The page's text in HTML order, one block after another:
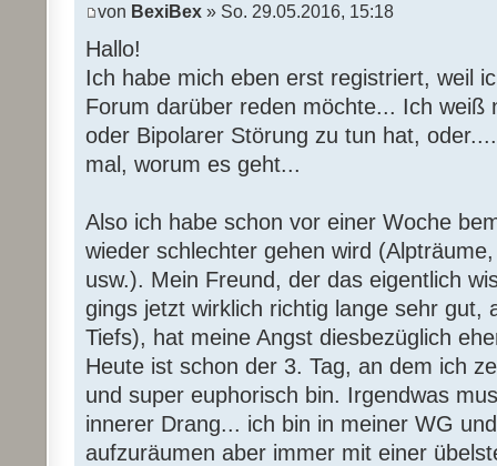
von BexiBex » So. 29.05.2016, 15:18
Hallo!
Ich habe mich eben erst registriert, weil
Forum darüber reden möchte... Ich weiß
oder Bipolarer Störung zu tun hat,
mal, worum es geht...
Also ich habe schon vor einer Woche
wieder schlechter gehen wird
usw.). Mein Freund, der das eigentlich
gings jetzt wirklich richtig lange sehr gut,
Tiefs), hat meine Angst diesbezüglich
Heute ist schon der 3. Tag, an dem ich
und super euphorisch bin. Irgendwas
innerer Drang... ich bin in meiner WG
aufzuräumen aber immer mit einer